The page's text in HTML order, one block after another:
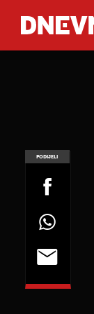
PODIJELI